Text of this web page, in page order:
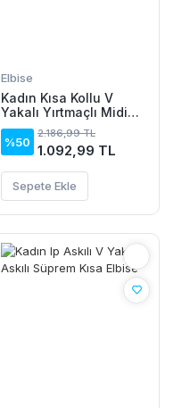
Elbise
Kadın Kısa Kollu V
Yakalı Yırtmaçlı Midi
Boy Viskon Elbise
%50
2.186,99 TL
1.092,99 TL
Sepete Ekle